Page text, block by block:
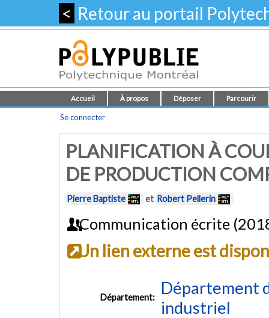
< Retour au portail
Accueil À propos Déposer Parcourir
Se connecter
PLANIFICATION À
DE PRODUCTION
Pierre Baptiste et Robert Pellerin
Communication écrite
Un lien externe est
Département:
Département
industriel